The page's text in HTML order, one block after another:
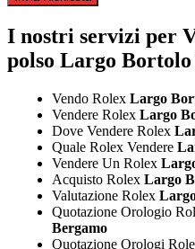
I nostri servizi per
polso Largo
Vendo Rolex Largo
Vendere Rolex Largo
Dove Vendere Rolex
Quale Rolex Vendere
Vendere Un Rolex
Acquisto Rolex Largo
Valutazione Rolex
Quotazione Orologio
Bergamo
Quotazione Orologi